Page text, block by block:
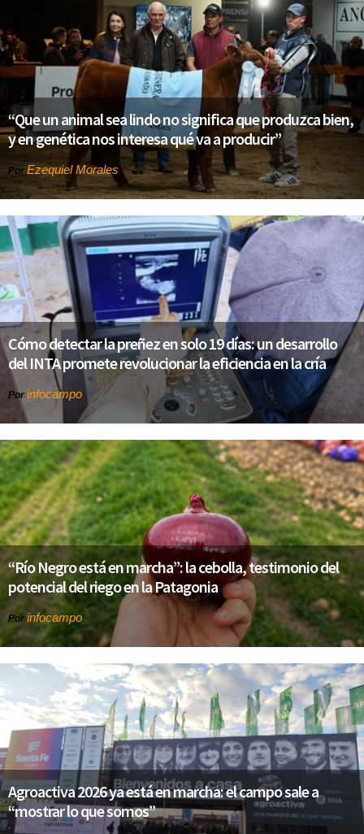
“Que un animal sea lindo no significa que produzca bien,
y en genética nos interesa qué va a producir”
Por Ezequiel Morales
Cómo detectar la preñez en solo 19 días: un desarrollo
del INTA promete revolucionar la eficiencia en la cría
Por infocampo
“Río Negro está en marcha”: la cebolla, testimonio del
potencial del riego en la Patagonia
Por infocampo
Agroactiva 2026 ya está en marcha: el campo sale a
“mostrar lo que somos”